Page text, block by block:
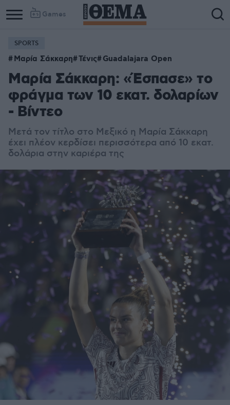
Games
SPORTS
Μαρία Σάκκαρη Τένις Guadalajara Open
Μαρία Σάκκαρη: «Έσπασε» το
φράγμα των 10 εκατ. δολαρίων
- Βίντεο
Μετά τον τίτλο στο Μεξικό η Μαρία Σάκκαρη
έχει πλέον κερδίσει περισσότερα από 10 εκατ.
δολάρια στην καριέρα της